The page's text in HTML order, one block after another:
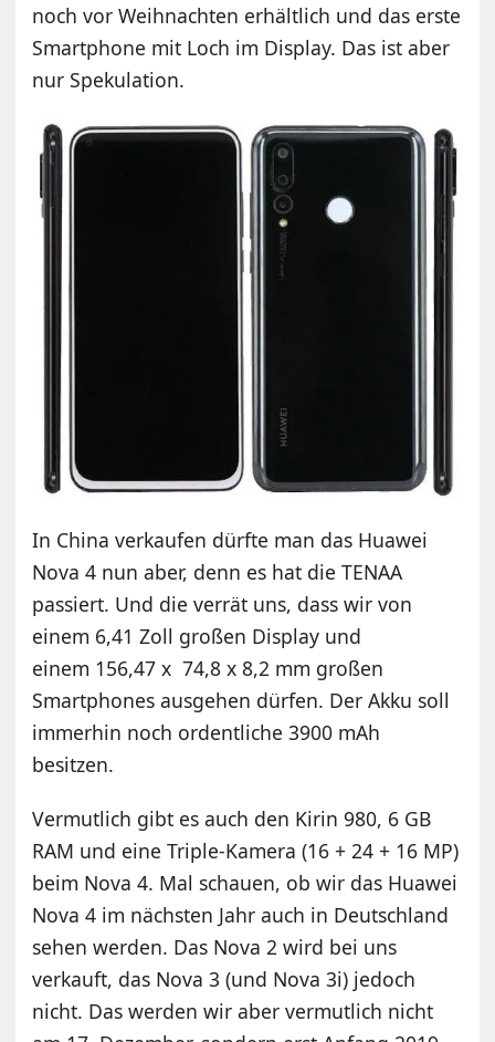
noch vor Weihnachten erhältlich und das erste
Smartphone mit Loch im Display. Das ist aber
nur Spekulation.
In China verkaufen dürfte man das Huawei
Nova 4 nun aber, denn es hat die TENAA
passiert. Und die verrät uns, dass wir von
einem 6,41 Zoll großen Display und
einem 156,47 x 74,8 x 8,2 mm großen
Smartphones ausgehen dürfen. Der Akku soll
immerhin noch ordentliche 3900 mAh
besitzen.
Vermutlich gibt es auch den Kirin 980, 6 GB
RAM und eine Triple-Kamera (16 + 24 + 16 MP)
beim Nova 4. Mal schauen, ob wir das Huawei
Nova 4 im nächsten Jahr auch in Deutschland
sehen werden. Das Nova 2 wird bei uns
verkauft, das Nova 3 (und Nova 3i) jedoch
nicht. Das werden wir aber vermutlich nicht